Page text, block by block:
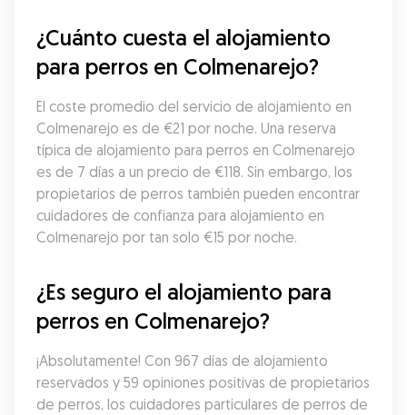
¿Cuánto cuesta el alojamiento
para perros en Colmenarejo?
El coste promedio del servicio de alojamiento en
Colmenarejo es de €21 por noche. Una reserva
típica de alojamiento para perros en Colmenarejo
es de 7 días a un precio de €118. Sin embargo, los
propietarios de perros también pueden encontrar
cuidadores de confianza para alojamiento en
Colmenarejo por tan solo €15 por noche.
¿Es seguro el alojamiento para
perros en Colmenarejo?
¡Absolutamente! Con 967 días de alojamiento
reservados y 59 opiniones positivas de propietarios
de perros, los cuidadores particulares de perros de